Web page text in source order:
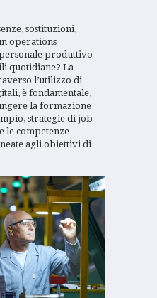
sostituzioni,
operations
produttivo
quotidiane? La
l’utilizzo di
è fondamentale,
la formazione
strategie di job
le competenze
agli obiettivi di